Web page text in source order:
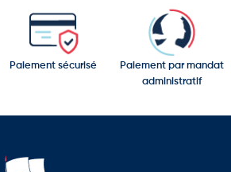
Paiement sécurisé
Paiement par mandat
administratif